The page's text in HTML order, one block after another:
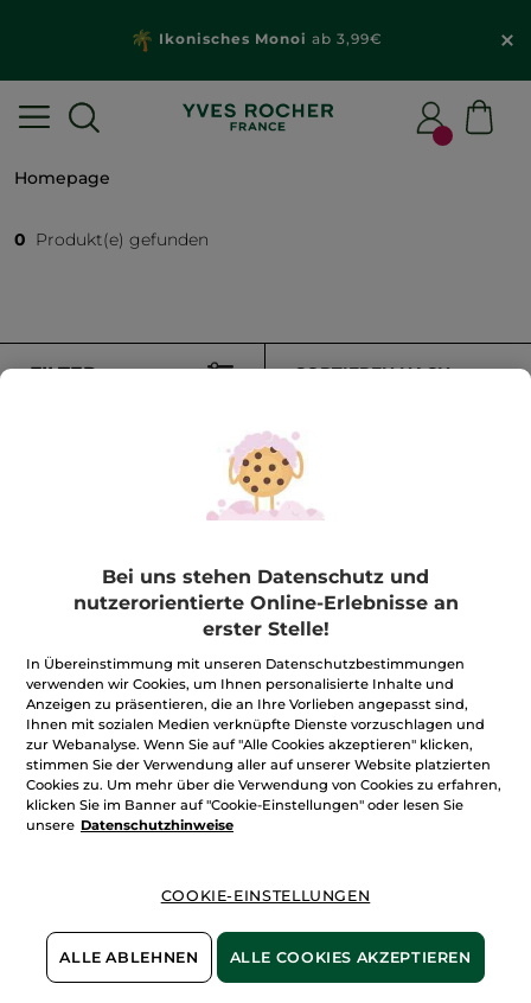
Ikonisches Monoi ab 3,99€
Homepage
0 Produkt(e) gefunden
FILTER SORTIEREN NACH
100%unserer Aktivstoffe
sindpflanzlich
Wir bewirtschaften
unsere Felder
biologisch
Mehr entdecken
Bei uns stehen Datenschutz und
nutzerorientierte Online-Erlebnisse an
erster Stelle!
In Übereinstimmung mit unseren Datenschutzbestimmungen
verwenden wir Cookies, um Ihnen personalisierte Inhalte und
Anzeigen zu präsentieren, die an Ihre Vorlieben angepasst sind,
Ihnen mit sozialen Medien verknüpfte Dienste vorzuschlagen und
zur Webanalyse. Wenn Sie auf "Alle Cookies akzeptieren" klicken,
stimmen Sie der Verwendung aller auf unserer Website platzierten
Cookies zu. Um mehr über die Verwendung von Cookies zu erfahren,
klicken Sie im Banner auf "Cookie-Einstellungen" oder lesen Sie
unsere Datenschutzhinweise
COOKIE-EINSTELLUNGEN
ALLE ABLEHNEN ALLE COOKIES AKZEPTIEREN